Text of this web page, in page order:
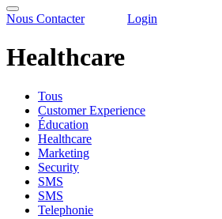
Nous Contacter Login
Healthcare
Tous
Customer Experience
Éducation
Healthcare
Marketing
Security
SMS
SMS
Telephonie